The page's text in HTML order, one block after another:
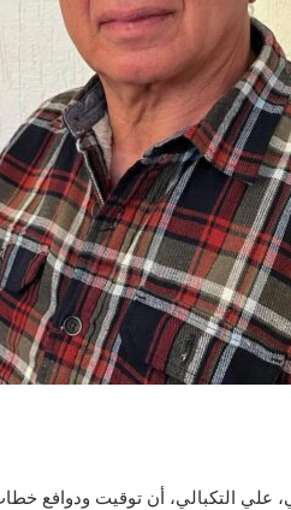
علي التكبالي، أن توقيت ودوافع